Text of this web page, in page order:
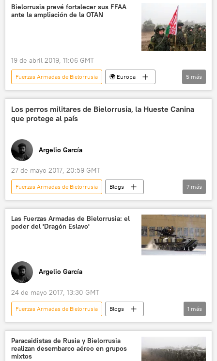
Alexandr Lukashenko
Buk (sistema de misiles)
Bielorrusia prevé fortalecer sus FFAA
ante la ampliación de la OTAN
19 de abril 2019, 11:06 GMT
Fuerzas Armadas de Bielorrusia
🌍 Europa
Defensa
Internacional
Bielorrusia
noticias
5 más
Los perros militares de Bielorrusia, la Hueste Canina
que protege al país
Argelio García
27 de mayo 2017, 20:59 GMT
Fuerzas Armadas de Bielorrusia
Blogs
🌍 Europa
Defensa
Internacional
Bielorrusia
animales
perros
noticias
7 más
Las Fuerzas Armadas de Bielorrusia: el
poder del 'Dragón Eslavo'
Argelio García
24 de mayo 2017, 13:30 GMT
Fuerzas Armadas de Bielorrusia
Blogs
Bielorrusia
1 más
Paracaidistas de Rusia y Bielorrusia
realizan desembarco aéreo en grupos
mixtos